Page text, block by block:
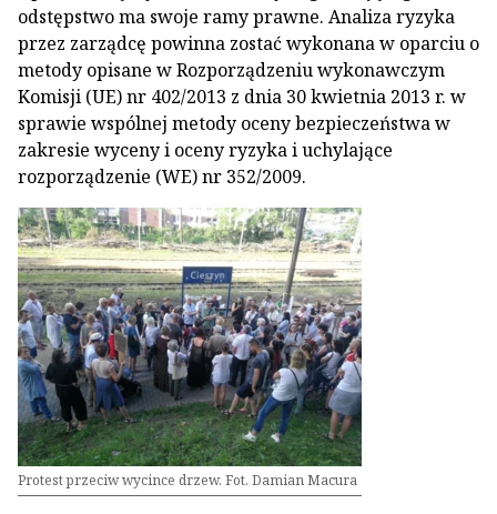
odstępstwo ma swoje ramy prawne. Analiza ryzyka
przez zarządcę powinna zostać wykonana w oparciu o
metody opisane w Rozporządzeniu wykonawczym
Komisji (UE) nr 402/2013 z dnia 30 kwietnia 2013 r. w
sprawie wspólnej metody oceny bezpieczeństwa w
zakresie wyceny i oceny ryzyka i uchylające
rozporządzenie (WE) nr 352/2009.
Protest przeciw wycince drzew. Fot. Damian Macura